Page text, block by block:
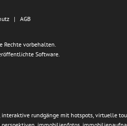
AGB
vorbehalten.
Software.
rundgänge mit hotspots, virtuelle